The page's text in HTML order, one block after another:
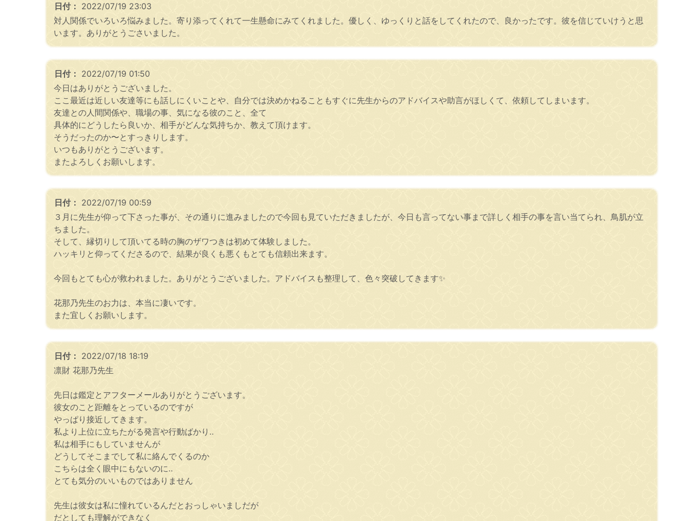
日付： 2022/07/19 23:03
対人関係でいろいろ悩みました。寄り添ってくれて一生懸命にみてくれました。優しく、ゆっくりと話をしてくれたので、良かったです。彼を信じていけうと思
います。ありがとうごさいました。
日付： 2022/07/19 01:50
今日はありがとうございました。
ここ最近は近しい友達等にも話しにくいことや、自分では決めかねることもすぐに先生からのアドバイスや助言がほしくて、依頼してしまいます。
友達との人間関係や、職場の事、気になる彼のこと、全て
具体的にどうしたら良いか、相手がどんな気持ちか、教えて頂けます。
そうだったのか〜とすっきりします。
いつもありがとうございます。
またよろしくお願いします。
日付： 2022/07/19 00:59
３月に先生が仰って下さった事が、その通りに進みましたので今回も見ていただきましたが、今日も言ってない事まで詳しく相手の事を言い当てられ、鳥肌が立
ちました。
そして、縁切りして頂いてる時の胸のザワつきは初めて体験しました。
ハッキリと仰ってくださるので、結果が良くも悪くもとても信頼出来ます。
今回もとても心が救われました。ありがとうございました。アドバイスも整理して、色々突破してきます✨
花那乃先生のお力は、本当に凄いです。
また宜しくお願いします。
日付： 2022/07/18 18:19
凛財 花那乃先生
先日は鑑定とアフターメールありがとうございます。
彼女のこと距離をとっているのですが
やっぱり接近してきます。
私より上位に立ちたがる発言や行動ばかり‥
私は相手にもしていませんが
どうしてそこまでして私に絡んでくるのか
こちらは全く眼中にもないのに‥
とても気分のいいものではありません
先生は彼女は私に憧れているんだとおっしゃいましだが
だとしても理解ができなく